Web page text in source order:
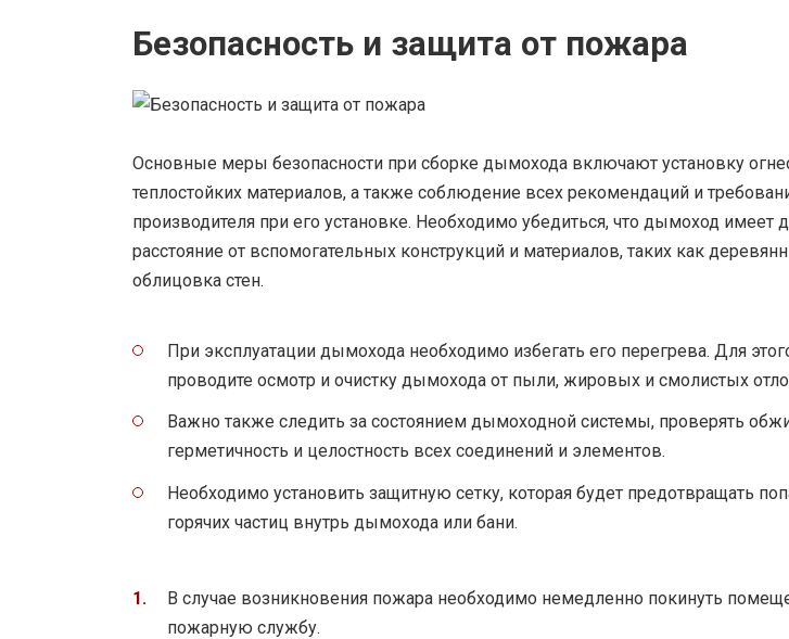
Безопасность и защита от пожара
Основные меры безопасности при сборке дымохода включают установку
теплостойких материалов, а также соблюдение всех рекомендаций и
производителя при его установке. Необходимо убедиться, что дымоход имеет
расстояние от вспомогательных конструкций и материалов, таких как
облицовка стен.
При эксплуатации дымохода необходимо избегать его перегрева. Для
проводите осмотр и очистку дымохода от пыли, жировых и смолистых
Важно также следить за состоянием дымоходной системы, проверять
герметичность и целостность всех соединений и элементов.
Необходимо установить защитную сетку, которая будет предотвращать
горячих частиц внутрь дымохода или бани.
В случае возникновения пожара необходимо немедленно покинуть
пожарную службу.